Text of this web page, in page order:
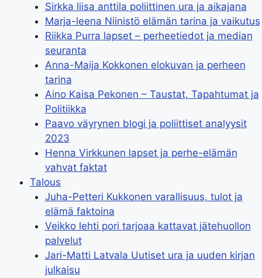
Sirkka liisa anttila poliittinen ura ja aikajana
Marja-leena Niinistö elämän tarina ja vaikutus
Riikka Purra lapset – perheetiedot ja median
seuranta
Anna-Maija Kokkonen elokuvan ja perheen
tarina
Aino Kaisa Pekonen – Taustat, Tapahtumat ja
Politiikka
Paavo väyrynen blogi ja poliittiset analyysit
2023
Henna Virkkunen lapset ja perhe-elämän
vahvat faktat
Talous
Juha-Petteri Kukkonen varallisuus, tulot ja
elämä faktoina
Veikko lehti pori tarjoaa kattavat jätehuollon
palvelut
Jari-Matti Latvala Uutiset ura ja uuden kirjan
julkaisu